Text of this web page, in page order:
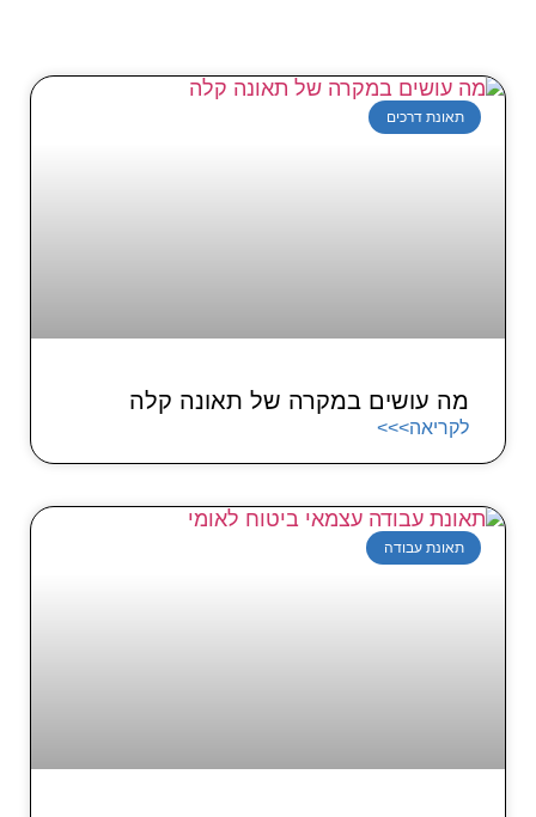
תאונת דרכים
מה עושים במקרה של תאונה קלה
לקריאה>>>
תאונת עבודה